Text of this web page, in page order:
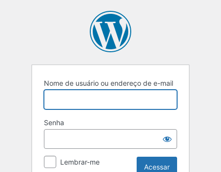
Nome de usuário ou endereço de e-mail
Senha
Lembrar-me